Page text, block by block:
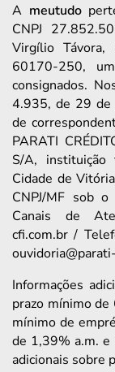
A meutudo
CNPJ
Virgílio Távora,
60170-250,
consignados.
4.935, de 29 de
de
PARATI
S/A, instituição
Cidade de
CNPJ/MF sob
Canais de
cfi.com.br /
Informações
prazo mínimo
mínimo de
de 1,39% a.m. e
adicionais sobre